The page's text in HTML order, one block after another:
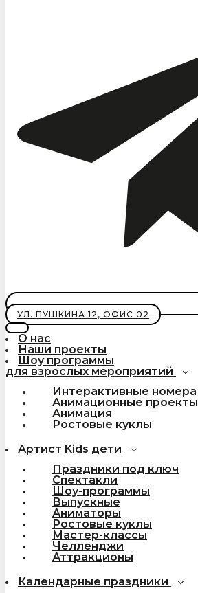
УЛ. ПУШКИНА 12, ОФИС 02
О нас
Наши проекты
Шоу программы
для взрослых мероприятий
Интерактивные номера
Анимационные проекты
Анимация
Ростовые куклы
Артист Kids дети
Праздники под ключ
Спектакли
Шоу-программы
Выпускные
Аниматоры
Ростовые куклы
Мастер-классы
Челленджи
Аттракционы
Календарные праздники